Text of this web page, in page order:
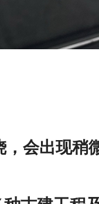
，会出现稍